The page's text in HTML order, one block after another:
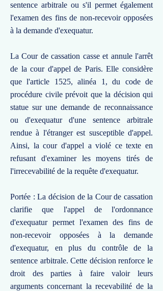
sentence arbitrale ou s'il permet également
l'examen des fins de non-recevoir opposées
à la demande d'exequatur.
La Cour de cassation casse et annule l'arrêt
de la cour d'appel de Paris. Elle considère
que l'article 1525, alinéa 1, du code de
procédure civile prévoit que la décision qui
statue sur une demande de reconnaissance
ou d'exequatur d'une sentence arbitrale
rendue à l'étranger est susceptible d'appel.
Ainsi, la cour d'appel a violé ce texte en
refusant d'examiner les moyens tirés de
l'irrecevabilité de la requête d'exequatur.
Portée : La décision de la Cour de cassation
clarifie que l'appel de l'ordonnance
d'exequatur permet l'examen des fins de
non-recevoir opposées à la demande
d'exequatur, en plus du contrôle de la
sentence arbitrale. Cette décision renforce le
droit des parties à faire valoir leurs
arguments concernant la recevabilité de la